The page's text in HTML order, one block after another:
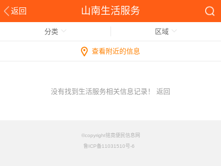
返回 山南生活服务
分类 区域
查看附近的信息
没有找到生活服务相关信息记录！ 返回
©copyright铭竟便民信息网
鲁ICP备11031510号-6